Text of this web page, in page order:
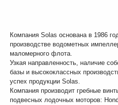
Компания Solas основана в 1986
производстве водометных
маломерного флота.
Узкая направленность, наличие
базы и высококлассных
успех продукции Solas.
Компания производит гребные
подвесных лодочных моторов: